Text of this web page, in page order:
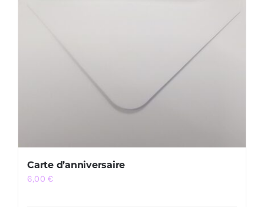
Carte d’anniversaire
6,00€